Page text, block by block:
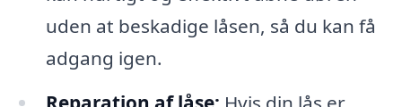
uden at beskadige låsen, så du kan få
adgang igen.